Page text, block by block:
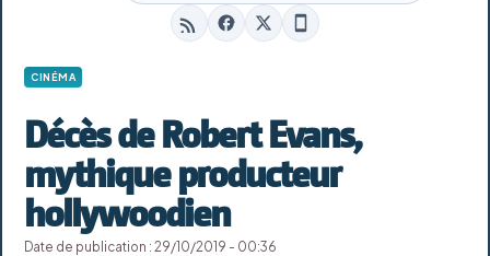
CINÉMA
Décès de Robert Evans,
mythique producteur
hollywoodien
Date de publication : 29/10/2019 - 00:36